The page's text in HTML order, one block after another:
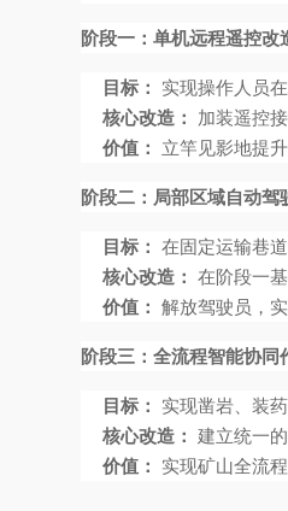
阶段一：单机远程遥控改
目标：
实现操作人员
核心改造：
加装遥控
价值：
立竿见影地提
阶段二：局部区域自动驾
目标： 在固定运输巷
核心改造： 在阶段一
价值： 解放驾驶员，
阶段三：全流程智能协同
目标：
实现凿岩、装
核心改造： 建立统一
价值：
实现矿山全流